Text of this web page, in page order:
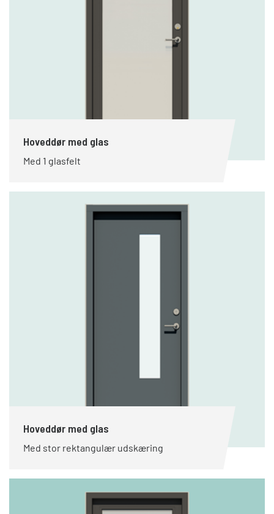
Hoveddør med glas
Med 1 glasfelt
Hoveddør med glas
Med stor rektangulær udskæring